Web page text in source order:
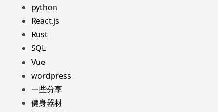
python
React.js
Rust
SQL
Vue
wordpress
一些分享
健身器材